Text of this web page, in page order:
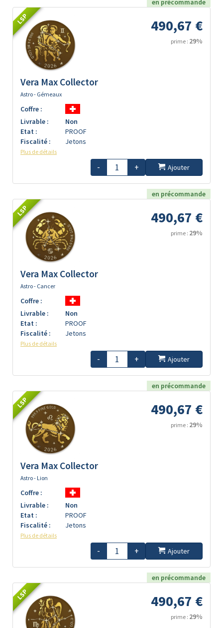
LSP 490,67 €
prime : 29%
Vera Max Collector
Astro - Gémeaux
Coffre :
Livrable :
Non
Etat :
PROOF
Fiscalité :
Jetons
Plus de détails
- + Ajouter
en précommande
LSP 490,67 €
prime : 29%
Vera Max Collector
Astro - Cancer
Coffre :
Livrable :
Non
Etat :
PROOF
Fiscalité :
Jetons
Plus de détails
- + Ajouter
en précommande
LSP 490,67 €
prime : 29%
Vera Max Collector
Astro - Lion
Coffre :
Livrable :
Non
Etat :
PROOF
Fiscalité :
Jetons
Plus de détails
- + Ajouter
en précommande
LSP 490,67 €
prime : 29%